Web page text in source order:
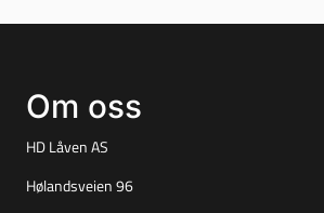
Om oss
HD Låven AS
Hølandsveien 96